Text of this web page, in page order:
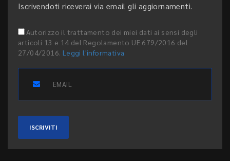
Iscrivendoti riceverai via email gli aggiornamenti.
Autorizzo il trattamento dei miei dati ai sensi degli
articoli 13 e 14 del Regolamento UE 679/2016 del
27/04/2016. Leggi l'informativa
ISCRIVITI